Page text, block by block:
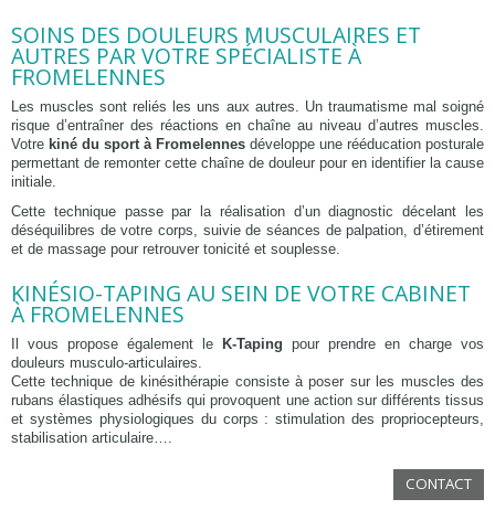
SOINS DES DOULEURS MUSCULAIRES ET
AUTRES PAR VOTRE SPÉCIALISTE À
FROMELENNES
Les muscles sont reliés les uns aux autres. Un traumatisme mal soigné
risque d’entraîner des réactions en chaîne au niveau d’autres muscles.
Votre kiné du sport à Fromelennes développe une rééducation posturale
permettant de remonter cette chaîne de douleur pour en identifier la cause
initiale.
Cette technique passe par la réalisation d’un diagnostic décelant les
déséquilibres de votre corps, suivie de séances de palpation, d’étirement
et de massage pour retrouver tonicité et souplesse.
KINÉSIO-TAPING AU SEIN DE VOTRE CABINET
À FROMELENNES
Il vous propose également le K-Taping pour prendre en charge vos
douleurs musculo-articulaires.
Cette technique de kinésithérapie consiste à poser sur les muscles des
rubans élastiques adhésifs qui provoquent une action sur différents tissus
et systèmes physiologiques du corps : stimulation des propriocepteurs,
stabilisation articulaire….
CONTACT